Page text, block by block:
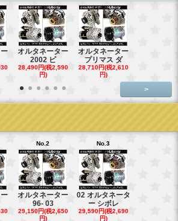
オルタネーター
2002 ビ
28,490円(税2,590
円)
オルタネーター
プリマス ダ
28,710円(税2,610
円)
>
No.2
オルタネーター
96- 03
29,150円(税2,650
円)
No.3
02 オルタネータ
ー シボレ
29,590円(税2,690
円)